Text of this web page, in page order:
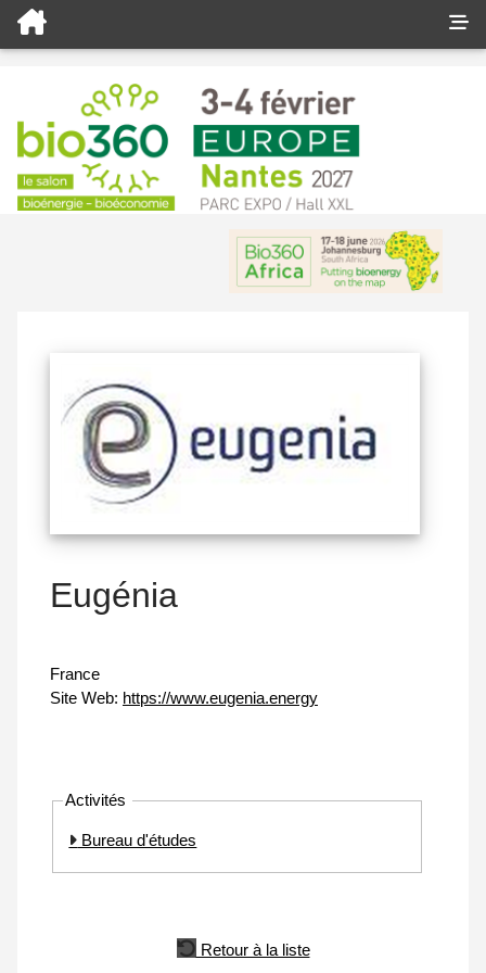
Eugénia
France
Site Web: https://www.eugenia.energy
Activités
Bureau d'études
Retour à la liste